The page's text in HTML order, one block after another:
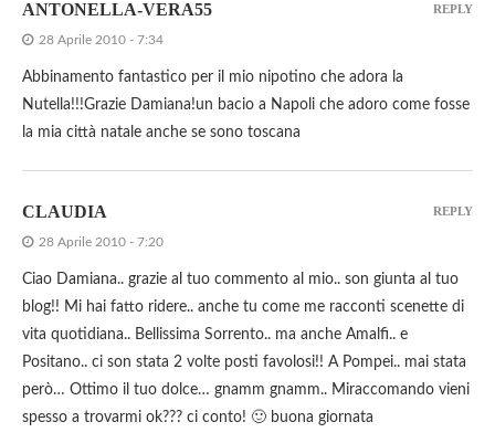
ANTONELLA-VERA55
28 Aprile 2010 - 7:34
Abbinamento fantastico per il mio nipotino che adora la
Nutella!!!Grazie Damiana!un bacio a Napoli che adoro come fosse
la mia città natale anche se sono toscana
REPLY
CLAUDIA
28 Aprile 2010 - 7:20
Ciao Damiana.. grazie al tuo commento al mio.. son giunta al tuo
blog!! Mi hai fatto ridere.. anche tu come me racconti scenette di
vita quotidiana.. Bellissima Sorrento.. ma anche Amalfi.. e
Positano.. ci son stata 2 volte posti favolosi!! A Pompei.. mai stata
però… Ottimo il tuo dolce… gnamm gnamm.. Miraccomando vieni
spesso a trovarmi ok??? ci conto! 🙂 buona giornata
REPLY